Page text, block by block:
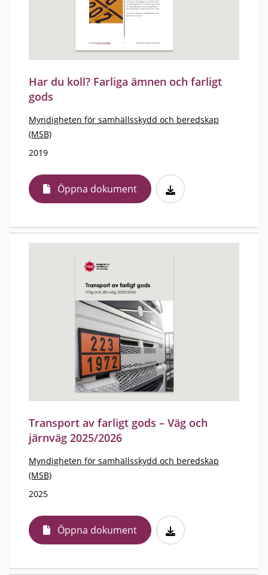
Har du koll? Farliga ämnen och farligt
gods
Myndigheten för samhällsskydd och beredskap
(MSB)
2019
Öppna dokument
Transport av farligt gods – Väg och
järnväg 2025/2026
Myndigheten för samhällsskydd och beredskap
(MSB)
2025
Öppna dokument